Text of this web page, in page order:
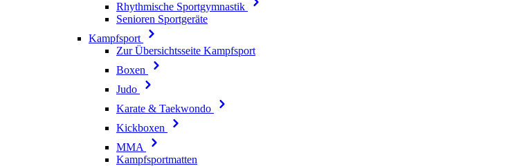
Rhythmische Sportgymnastik
Senioren Sportgeräte
Kampfsport
Zur Übersichtsseite Kampfsport
Boxen
Judo
Karate & Taekwondo
Kickboxen
MMA
Kampfsportmatten